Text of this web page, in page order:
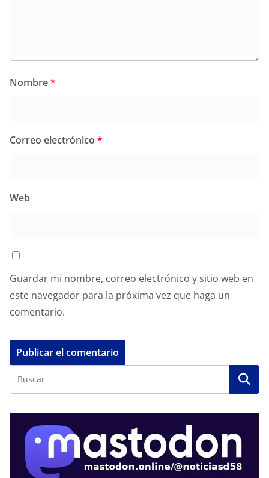
Nombre*
Correo electrónico *
Web
Guardar mi nombre, correo electrónico y sitio web en
este navegador para la próxima vez que haga un
comentario.